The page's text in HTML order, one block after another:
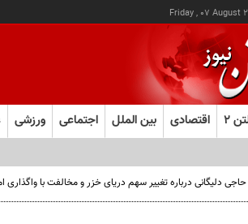
Friday , 07 August
۲ اقتصادی بین الملل اجتماعی ورزشی